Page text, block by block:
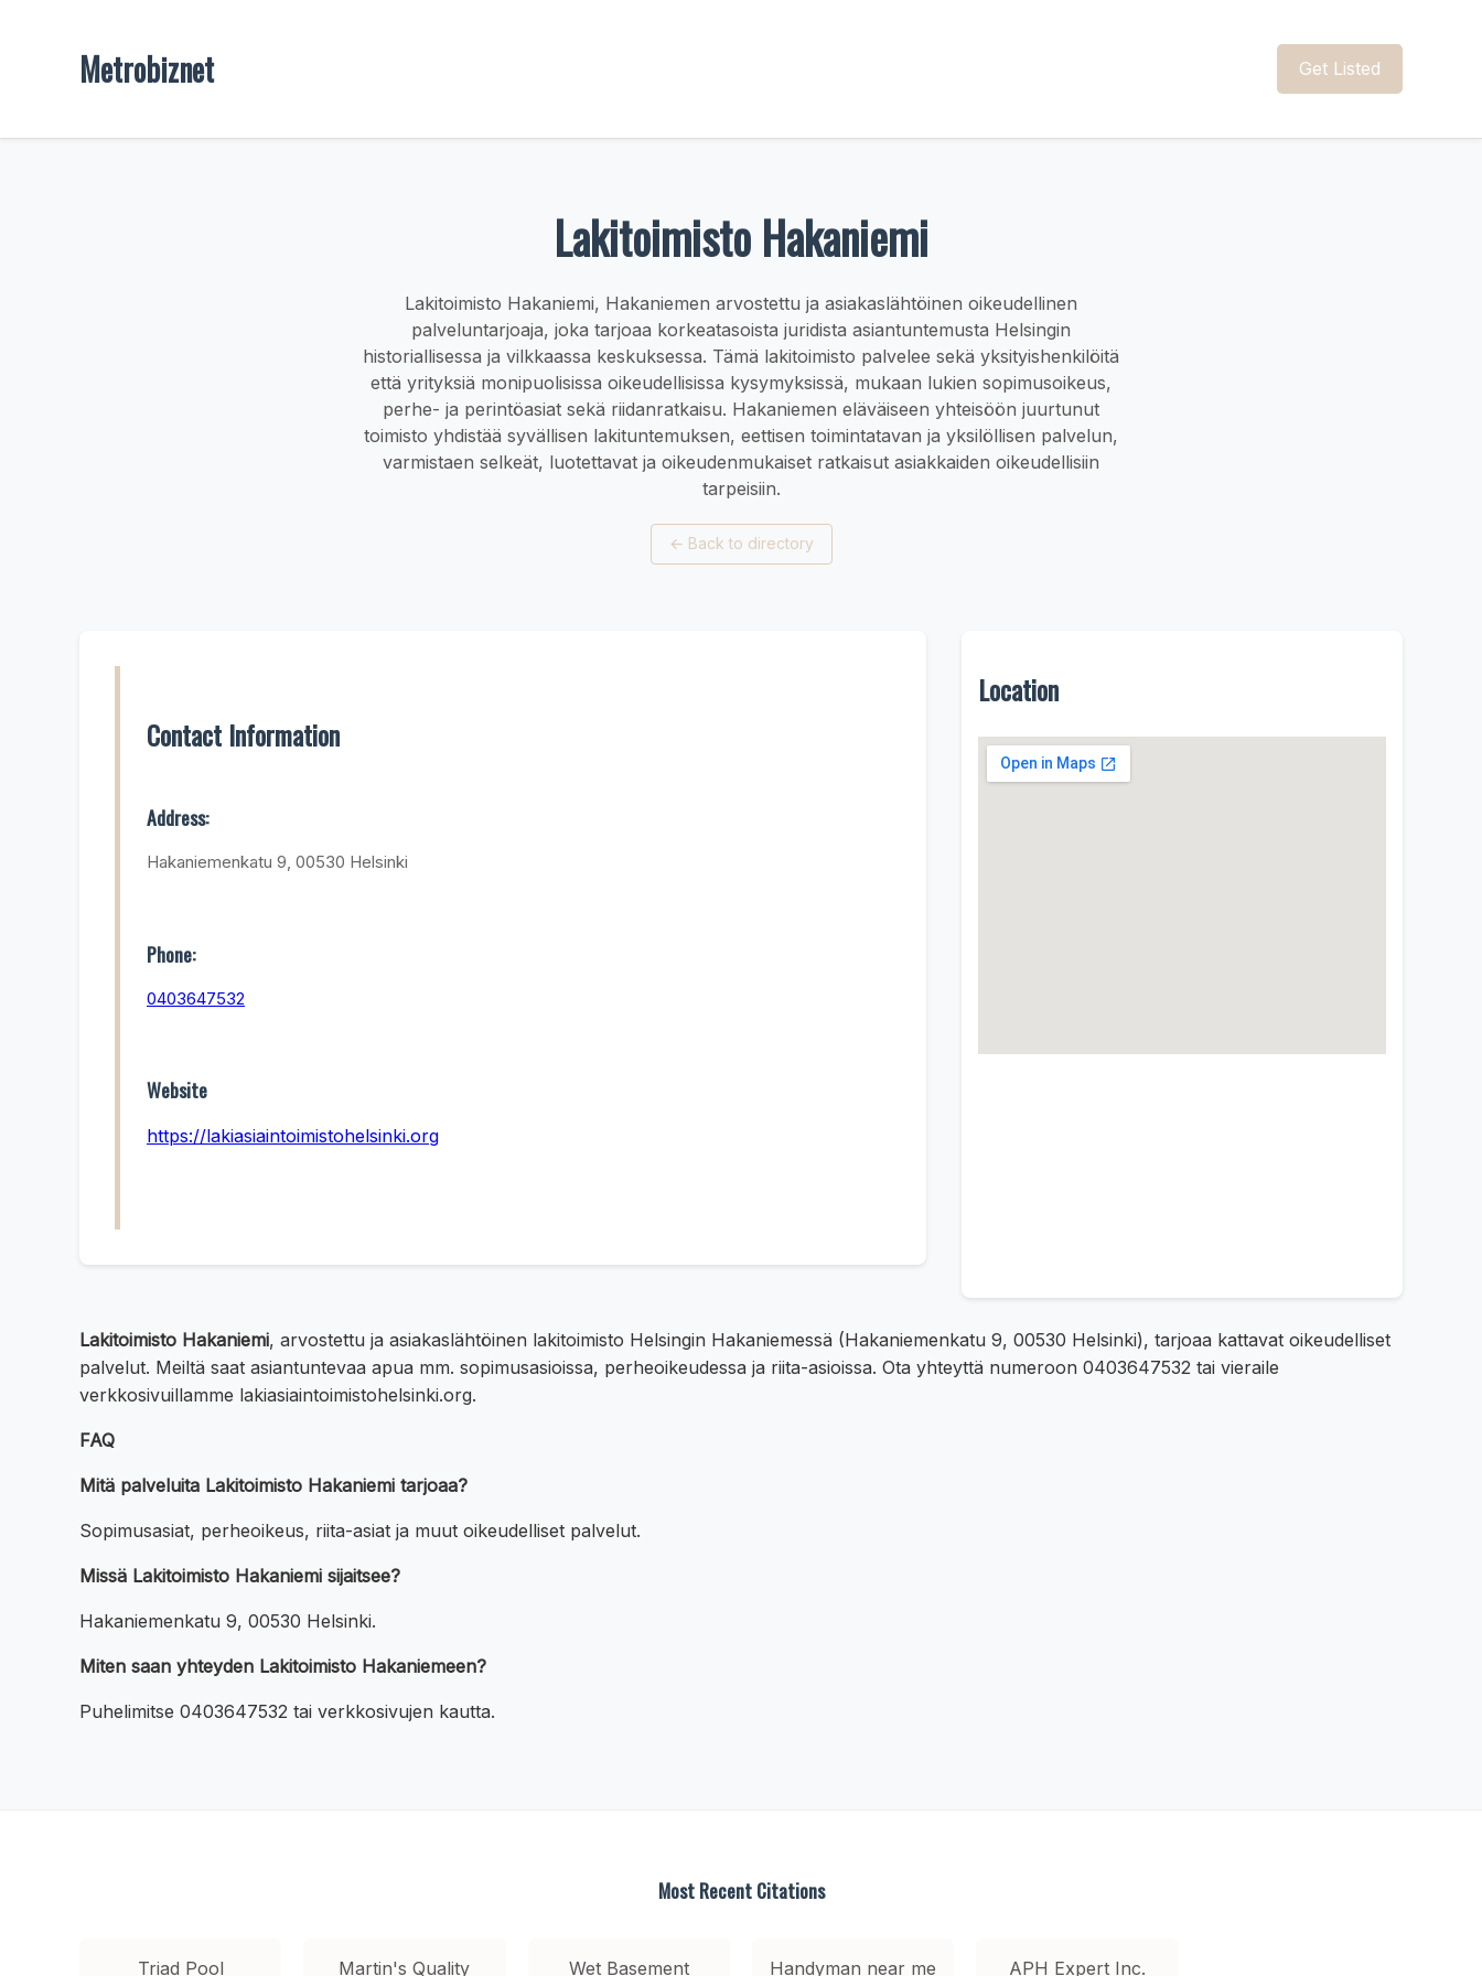
Metrobiznet Get Listed
Lakitoimisto Hakaniemi
Lakitoimisto Hakaniemi, Hakaniemen arvostettu ja asiakaslähtöinen oikeudellinen
palveluntarjoaja, joka tarjoaa korkeatasoista juridista asiantuntemusta Helsingin
historiallisessa ja vilkkaassa keskuksessa. Tämä lakitoimisto palvelee sekä yksityishenkilöitä
että yrityksiä monipuolisissa oikeudellisissa kysymyksissä, mukaan lukien sopimusoikeus,
perhe- ja perintöasiat sekä riidanratkaisu. Hakaniemen eläväiseen yhteisöön juurtunut
toimisto yhdistää syvällisen lakituntemuksen, eettisen toimintatavan ja yksilöllisen palvelun,
varmistaen selkeät, luotettavat ja oikeudenmukaiset ratkaisut asiakkaiden oikeudellisiin
tarpeisiin.
← Back to directory
Contact Information
Address:
Hakaniemenkatu 9, 00530 Helsinki
Phone:
0403647532
Website
https://lakiasiaintoimistohelsinki.org
Location
Lakitoimisto Hakaniemi, arvostettu ja asiakaslähtöinen lakitoimisto Helsingin Hakaniemessä (Hakaniemenkatu 9, 00530 Helsinki), tarjoaa kattavat oikeudelliset
palvelut. Meiltä saat asiantuntevaa apua mm. sopimusasioissa, perheoikeudessa ja riita-asioissa. Ota yhteyttä numeroon 0403647532 tai vieraile
verkkosivuillamme lakiasiaintoimistohelsinki.org.
FAQ
Mitä palveluita Lakitoimisto Hakaniemi tarjoaa?
Sopimusasiat, perheoikeus, riita-asiat ja muut oikeudelliset palvelut.
Missä Lakitoimisto Hakaniemi sijaitsee?
Hakaniemenkatu 9, 00530 Helsinki.
Miten saan yhteyden Lakitoimisto Hakaniemeen?
Puhelimitse 0403647532 tai verkkosivujen kautta.
Most Recent Citations
Triad Pool Martin's Quality Wet Basement Handyman near me APH Expert Inc.